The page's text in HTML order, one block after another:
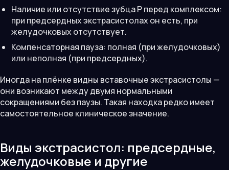
Наличие или отсутствие зубца P перед комплексом:
при предсердных экстрасистолах он есть, при
желудочковых отсутствует.
Компенсаторная пауза: полная (при желудочковых)
или неполная (при предсердных).
Иногда на плёнке видны вставочные экстрасистолы —
они возникают между двумя нормальными
сокращениями без паузы. Такая находка редко имеет
самостоятельное клиническое значение.
Виды экстрасистол: предсердные,
желудочковые и другие